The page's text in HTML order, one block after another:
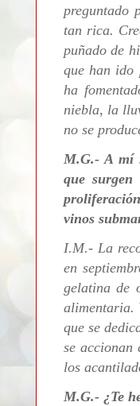
preguntado
tan rica.
puñado de
que han ido
ha
niebla, la
no se
M.G.- A mí
que
vinos
I.M.- La
en
gelatina de
alimentaria.
que se
se accionan
los
M.G.- ¿Te